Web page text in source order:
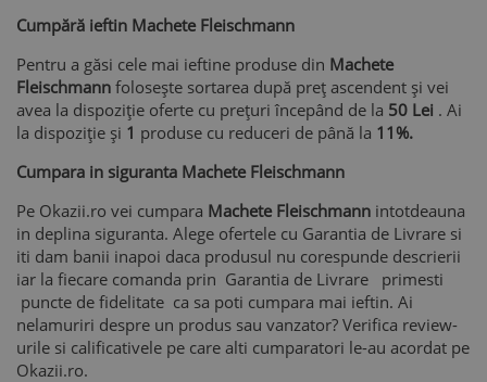
Cumpără ieftin Machete Fleischmann
Pentru a găsi cele mai ieftine produse din Machete
Fleischmann folosește sortarea după preț ascendent și vei
avea la dispoziție oferte cu prețuri începând de la 50 Lei . Ai
la dispoziție și 1 produse cu reduceri de până la 11%.
Cumpara in siguranta Machete Fleischmann
Pe Okazii.ro vei cumpara Machete Fleischmann intotdeauna
in deplina siguranta. Alege ofertele cu Garantia de Livrare si
iti dam banii inapoi daca produsul nu corespunde descrierii
iar la fiecare comanda prin Garantia de Livrare primesti
puncte de fidelitate ca sa poti cumpara mai ieftin. Ai
nelamuriri despre un produs sau vanzator? Verifica review-
urile si calificativele pe care alti cumparatori le-au acordat pe
Okazii.ro.